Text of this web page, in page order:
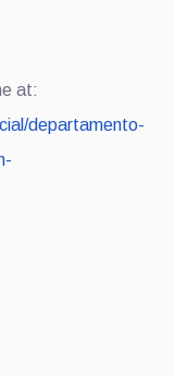
at:
departamento-